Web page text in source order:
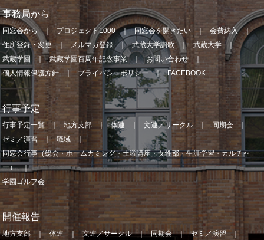
事務局から
同窓会から プロジェクト1000 同窓会を開きたい
会費納入
住所登録・変更
メルマガ登録 武蔵大学讃歌
武蔵大学
武蔵学園
武蔵学園百周年記念事業
お問い合わせ
個人情報保護方針
プライバシーポリシー FACEBOOK
行事予定
行事予定一覧 地方支部 体連 文連／サークル
同期会
ゼミ／演習
職域
同窓会行事（総会・ホームカミング・土曜講座・女性部・生涯学習・カルチャ
ー）
学園ゴルフ会
開催報告
地方支部 体連 文連／サークル 同期会 ゼミ／演習